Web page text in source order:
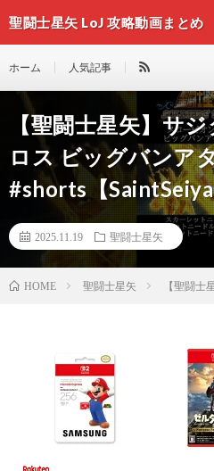
聖闘士星矢 LoJ 攻略動画まとめ
ホーム 人気記事
【聖闘士星矢】サ
ロス ビッグバンア
#shorts【
2025.11.19 聖闘士星矢
HOME 聖闘士星矢 【聖闘